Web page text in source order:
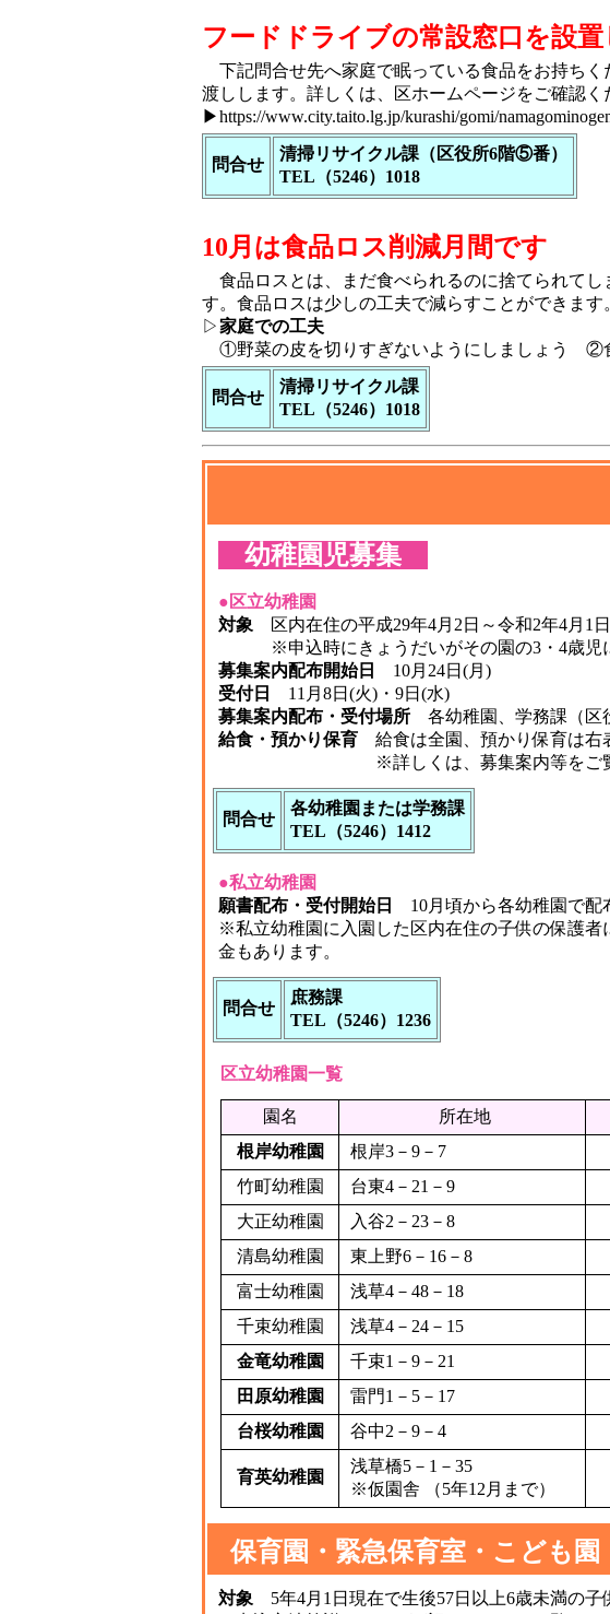
フードドライブの常設窓口を設
下記問合せ先へ家庭で眠っている食品をお持ち
渡しします。詳しくは、区ホームページをご確認く
▶https://www.city.taito.lg.jp/kurashi/gomi/
問合せ
清掃リサイクル課（区役所6階⑤番）
TEL（5246）1018
10月は食品ロス削減月間です
食品ロスとは、まだ食べられるのに捨てられてし
す。食品ロスは少しの工夫で減らすことができま
▷家庭での工夫
①野菜の皮を切りすぎないようにしましょう ②
問合せ
清掃リサイクル課
TEL（5246）1018
幼稚園児募集
●区立幼稚園
対象 区内在住の平成29年4月2日～令和2年4月1
※申込時にきょうだいがその園の3・4歳児
募集案内配布開始日
10月24日(月)
受付日
11月8日(火)・9日(水)
募集案内配布・受付場所 各幼稚園、学務課（
給食・預かり保育 給食は全園、預かり保育は右
※詳しくは、募集案内等をご覧いた
問合せ
各幼稚園または学務課
TEL（5246）1412
●私立幼稚園
願書配布・受付開始日
10月頃から各幼稚園で配
※私立幼稚園に入園した区内在住の子供の保護
金もあります。
問合せ
庶務課
TEL（5246）1236
区立幼稚園一覧
園名 所在地
根岸幼稚園
根岸3－9－7
竹町幼稚園
台東4－21－9
大正幼稚園
入谷2－23－8
清島幼稚園
東上野6－16－8
富士幼稚園
浅草4－48－18
千束幼稚園
浅草4－24－15
金竜幼稚園
千束1－9－21
田原幼稚園
雷門1－5－17
台桜幼稚園
谷中2－9－4
育英幼稚園
浅草橋5－1－35
※仮園舎 （5年12月まで）
保育園・緊急保育室・こども
対象 5年4月1日現在で生後57日以上6歳未満の子